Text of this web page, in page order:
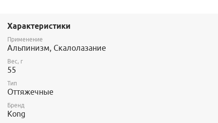
Характеристики
Применение
Альпинизм, Скалолазание
Вес, г
55
Тип
Оттяжечные
Бренд
Kong